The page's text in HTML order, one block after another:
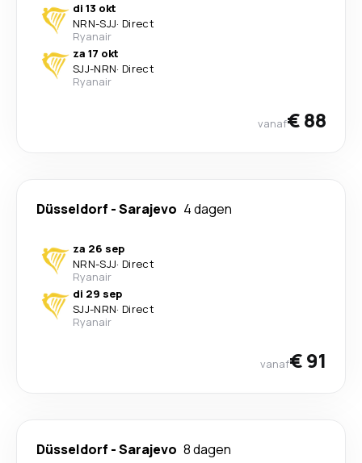
di 13 okt
NRN-SJJ· Direct
Ryanair
za 17 okt
SJJ-NRN· Direct
Ryanair
vanaf€ 88
Düsseldorf -Sarajevo 4 dagen
za 26 sep
NRN-SJJ· Direct
Ryanair
di 29 sep
SJJ-NRN· Direct
Ryanair
vanaf€ 91
Düsseldorf -Sarajevo 8 dagen